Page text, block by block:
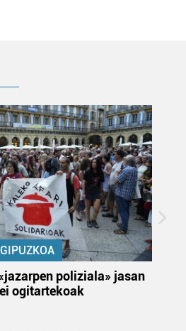
poliziala» jasan
ogitartekoak